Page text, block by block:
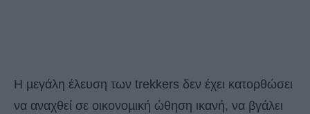
Η µεγάλη έλευση των trekkers δεν έχει κατορθώσει
να αναχθεί σε οικονοµική ώθηση ικανή, να βγάλει